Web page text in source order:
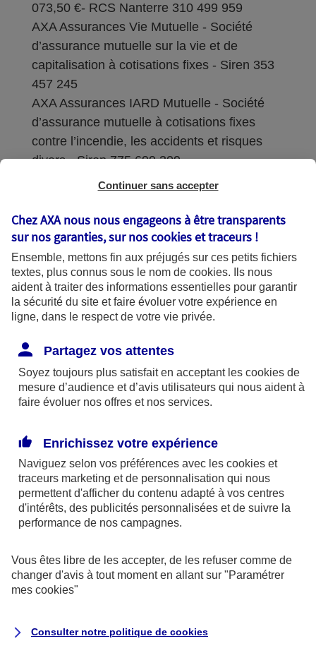
073,50 €- RCS Nanterre 310 499 959
AXA Assurances Vie Mutuelle - Société
d’assurance mutuelle sur la vie et de
capitalisation à cotisations fixes - Siren 353
457 245
AXA Assurances IARD Mutuelle - Société
d’assurance mutuelle à cotisations fixes
contre l’incendie, les accidents et risques
divers - Siren 775 699 309
Sièges sociaux : 313 Terrasses de l’Arche –
Coordonnées de l'Autorité de contrôle
prudentiel et de résolution (ACPR) : - 4
Place de Budapest - CS 92459 - 75436
Paris Cedex 09. Le détail des procédures de
recours et de réclamation et les
disponibles sur le site axa.fr.
AXA France IARD et AXA France Vie sont
mandataires exclusifs en opérations de
246 et n°13 005 764 (consultable
surwww.orias.fr)
AXA Assistance France Assurances,
S.A au capital de 51 429 430,40 €,
Siège social :
8-10, rue Paul Vaillant Couturier
Continuer sans accepter
Chez AXA nous nous engageons à être transparents
sur nos garanties, sur noscookies et traceurs !
Ensemble, mettons fin aux préjugés sur ces petits fichiers
textes, plus connus sous le nom de cookies. Ils nous
aident à traiter des informations essentielles pour garantir
la sécurité du site et faire évoluer votre expérience en
ligne, dans le respect de votre vie privée.
Partagez vos attentes
Soyez toujours plus satisfait en acceptant les cookies de
mesure d’audience et d’avis utilisateurs qui nous aident à
faire évoluer nos offres et nos services.
Enrichissez votre expérience
Naviguez selon vos préférences avec les cookies et
traceurs marketing et de personnalisation qui nous
permettent d'afficher du contenu adapté à vos centres
d'intérêts, des publicités personnalisées et de suivre la
performance de nos campagnes.
Vous êtes libre de les accepter, de les refuser comme de
changer d'avis à tout moment en allant sur "Paramétrer
mes cookies"
Consulter notre politique de cookies